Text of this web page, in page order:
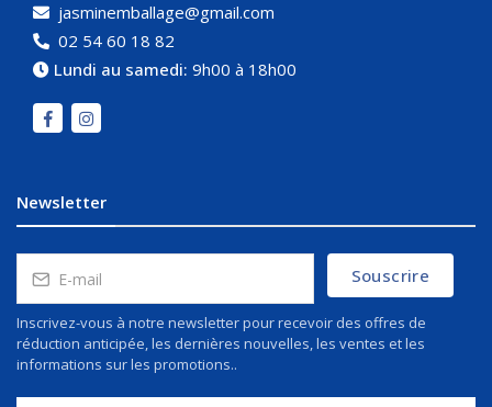
jasminemballage@gmail.com
02 54 60 18 82
Lundi au samedi: 9h00 à 18h00
Newsletter
Souscrire
Inscrivez-vous à notre newsletter pour recevoir des offres de
réduction anticipée, les dernières nouvelles, les ventes et les
informations sur les promotions..